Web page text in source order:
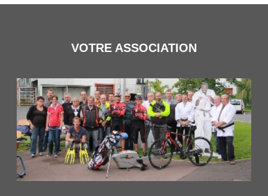
VOTRE ASSOCIATION